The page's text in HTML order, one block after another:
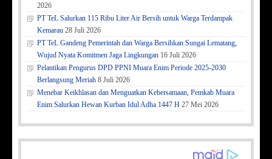
2026
PT TeL Salurkan 115 Ribu Liter Air Bersih untuk Warga Terdampak
Kemarau 28 Juli 2026
PT TeL Gandeng Pemerintah dan Warga Bersihkan Sungai Lematang,
Wujud Nyata Komitmen Jaga Lingkungan 16 Juli 2026
Pelantikan Pengurus DPD PPNI Muara Enim Periode 2025-2030
Berlangsung Meriah 8 Juli 2026
Menebar Keikhlasan dan Menguatkan Kebersamaan, Pemkab Muara
Enim Salurkan Hewan Kurban Idul Adha 1447 H 27 Mei 2026